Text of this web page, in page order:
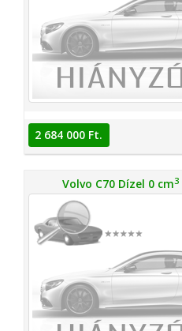
2 684 000 Ft.
Volvo C70 Dízel 0 cm3